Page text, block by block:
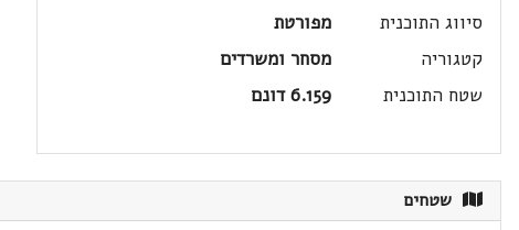
סיווג התוכנית
מפורטת
קטגוריה
מסחר ומשרדים
שטח התוכנית
6.159 דונם
שטחים